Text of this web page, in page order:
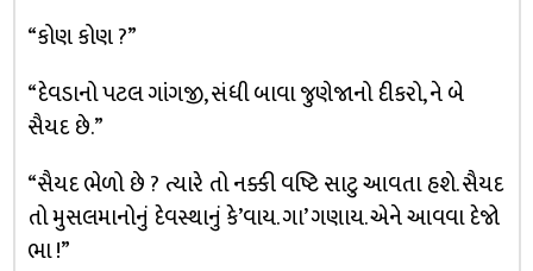
“કોણ કોણ ?”
“દેવડાનો પટલ ગાંગજી, સંધી બાવા જુણેજાનો દીકરો, ને બે
સૈયદ છે.”
“સૈયદ ભેળો છે ? ત્યારે તો નક્કી વષ્ટિ સાટુ આવતા હશે. સૈયદ
તો મુસલમાનોનું દેવસ્થાનું કે’વાય. ગા’ ગણાય. એને આવવા દેજો
ભા !”